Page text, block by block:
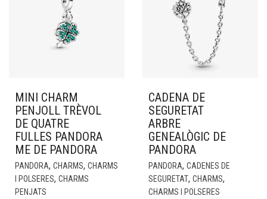
MINI CHARM
PENJOLL TRÈVOL
DE QUATRE
FULLES PANDORA
ME DE PANDORA
PANDORA, CHARMS, CHARMS
I POLSERES, CHARMS
PENJATS
CADENA DE
SEGURETAT
ARBRE
GENEALÒGIC DE
PANDORA
PANDORA, CADENES DE
SEGURETAT, CHARMS,
CHARMS I POLSERES